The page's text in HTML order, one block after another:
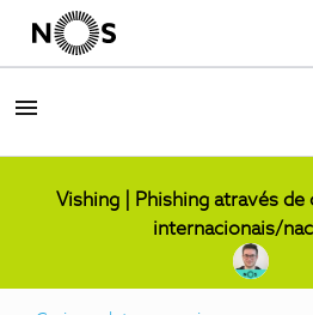
Vishing | Phishing através de
internacionais/